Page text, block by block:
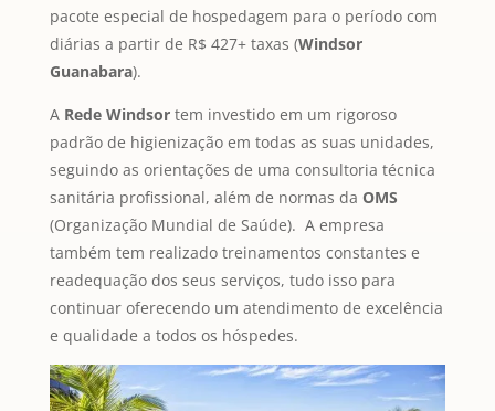
pacote especial de hospedagem para o período com
diárias a partir de R$ 427+ taxas (Windsor
Guanabara).
A Rede Windsortem investido em um rigoroso
padrão de higienização em todas as suas unidades,
seguindo as orientações de uma consultoria técnica
sanitária profissional, além de normas da OMS
(Organização Mundial de Saúde). A empresa
também tem realizado treinamentos constantes e
readequação dos seus serviços, tudo isso para
continuar oferecendo um atendimento de excelência
e qualidade a todos os hóspedes.